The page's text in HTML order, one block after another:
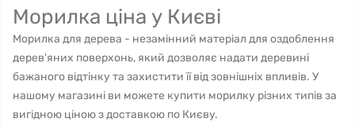
Морилка ціна у Києві
Морилка для дерева - незамінний матеріал для оздоблення
дерев'яних поверхонь, який дозволяє надати деревині
бажаного відтінку та захистити її від зовнішніх впливів. У
нашому магазині ви можете купити морилку різних типів за
вигідною ціною з доставкою по Києву.